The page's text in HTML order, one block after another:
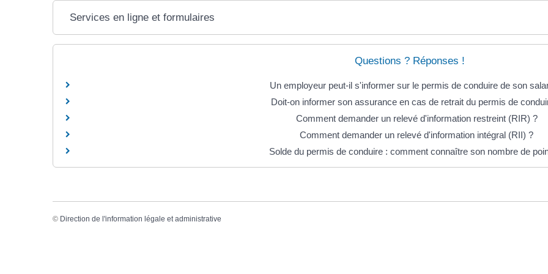
Services en ligne et formulaires
Questions ? Réponses !
Un employeur peut-il s'informer sur le permis de conduire de son
Doit-on informer son assurance en cas de retrait du permis de
Comment demander un relevé d'information restreint (RIR) ?
Comment demander un relevé d'information intégral (RII) ?
Solde du permis de conduire : comment connaître son nombre de
© Direction de l'information légale et administrative